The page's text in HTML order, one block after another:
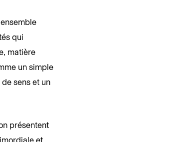
qui
matière
un simple
sens et un
présentent
et